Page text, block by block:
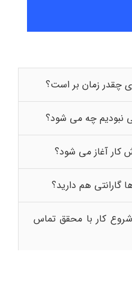
چقدر زمان بر است؟
نبودیم چه می شود؟
کار آغاز می شود؟
گارانتی هم دارید؟
شروع کار با محقق تماس